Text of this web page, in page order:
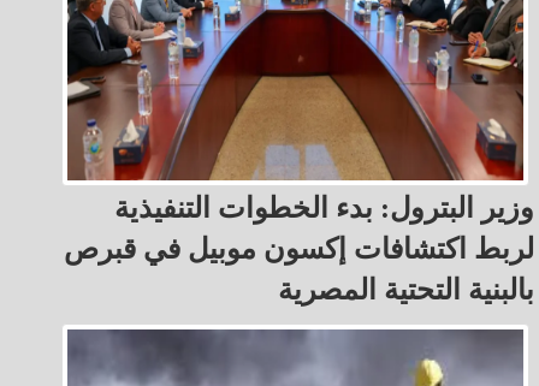
وزير البترول: بدء الخطوات التنفيذية
لربط اكتشافات إكسون موبيل في قبرص
بالبنية التحتية المصرية